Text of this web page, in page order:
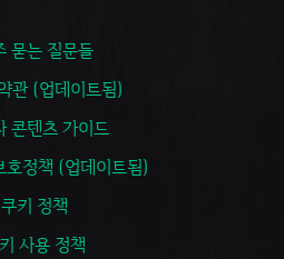
묻는 질문들
관 (업데이트됨)
콘텐츠 가이드
호정책 (업데이트됨)
쿠키 정책
사용 정책